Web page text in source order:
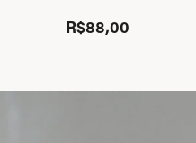
R$88,00